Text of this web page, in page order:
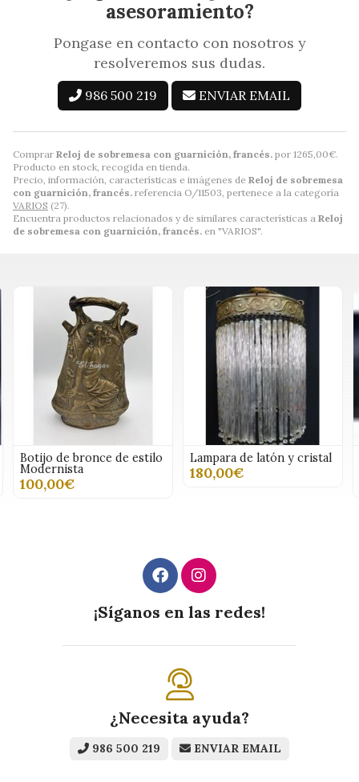
Comprar Reloj de sobremesa con guarnición, francés. por 1265,00€.
Producto en stock, recogida en tienda.
Precio, información, características e imágenes de Reloj de sobremesa
con guarnición, francés. referencia O/11503, pertenece a la categoría
VARIOS (27).
Encuentra productos relacionados y de similares características a Reloj
de sobremesa con guarnición, francés. en "VARIOS".
asesoramiento?
Pongase en contacto con nosotros y
resolveremos sus dudas.
986 500 219 ENVIAR EMAIL
Botijo de bronce de estilo
Modernista
100,00€
Lampara de latón y cristal
180,00€
¡Síganos en las redes!
¿Necesita ayuda?
986 500 219 ENVIAR EMAIL